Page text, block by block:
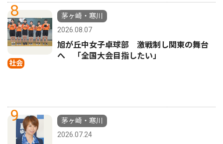
8
社会
茅ヶ崎・寒川
2026.08.07
旭が丘中女子卓球部 激戦制し関東の舞台
へ 「全国大会目指したい」
9
茅ヶ崎・寒川
2026.07.24